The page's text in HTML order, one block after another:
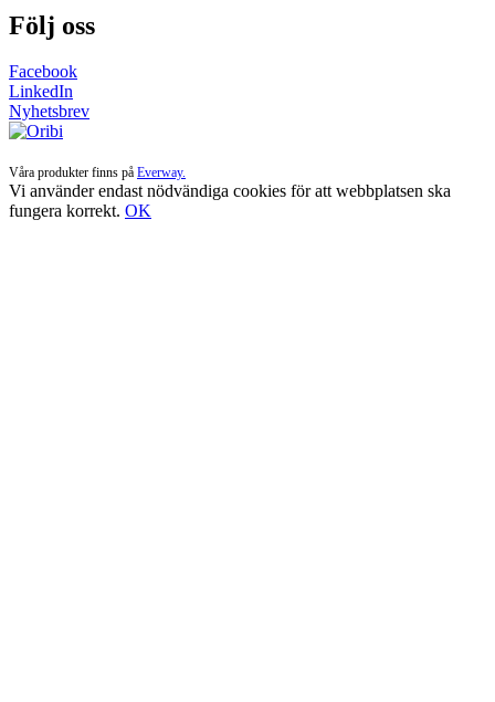
Följ oss
Facebook
LinkedIn
Nyhetsbrev
Våra produkter finns på Everway.
Vi använder endast nödvändiga cookies för att webbplatsen ska
fungera korrekt. OK